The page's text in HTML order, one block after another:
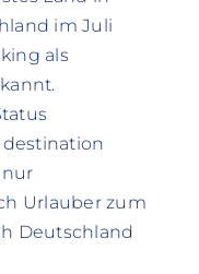
im Juli
als
Urlauber zum
Deutschland